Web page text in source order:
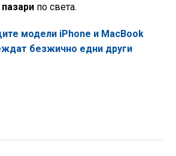
по света.
модели iPhone и MacBook
безжично едни други